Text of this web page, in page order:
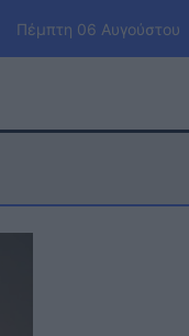
Πέμπτη 06 Αυγούστου